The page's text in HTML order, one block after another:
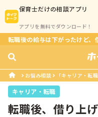
保育士だけの相談アプリ
アプリを無料でダウンロード！
お悩み相談 「キャリア・転
キャリア・転職
転職後、借り上